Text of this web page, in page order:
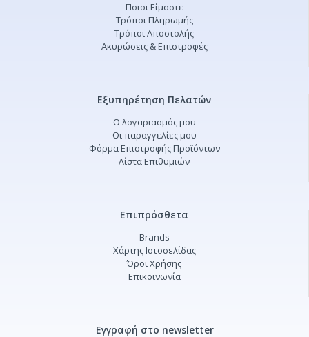
Ποιοι Είμαστε
Τρόποι Πληρωμής
Τρόποι Αποστολής
Ακυρώσεις & Επιστροφές
Εξυπηρέτηση Πελατών
Ο λογαριασμός μου
Οι παραγγελίες μου
Φόρμα Επιστροφής Προϊόντων
Λίστα Επιθυμιών
Επιπρόσθετα
Brands
Χάρτης Ιστοσελίδας
Όροι Χρήσης
Επικοινωνία
Εγγραφή στο newsletter